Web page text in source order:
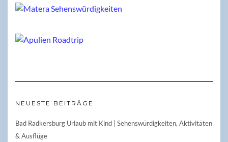
NEUESTE BEITRÄGE
Bad Radkersburg Urlaub mit Kind | Sehenswürdigkeiten, Aktivitäten
& Ausflüge